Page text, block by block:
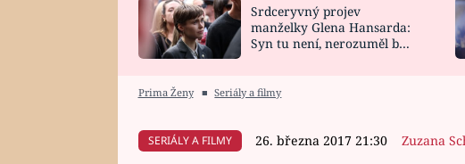
HOROSKOP NA
CELEBRITY
VAŘENÍ
Srdceryvný projev
manželky Glena Hansarda:
Syn tu není, nerozuměl by
Prima Ženy ■ Seriály a filmy
SERIÁLY A FILMY 26. března 2017 21:30 Zuzana